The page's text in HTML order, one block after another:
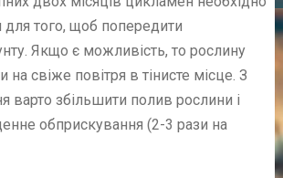
для того, щоб попередити
Якщо є можливість, то рослину
на свіже повітря в тінисте місце. З
варто збільшити полив рослини і
обприскування (2-3 рази на